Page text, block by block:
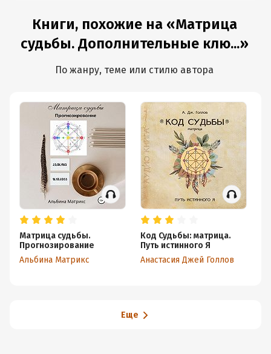
Книги, похожие на «Матрица
судьбы. Дополнительные клю...»
По жанру, теме или стилю автора
Матрица судьбы.
Прогнозирование
Альбина Матрикс
Код Судьбы: матрица.
Путь истинного Я
Анастасия Джей Голлов
Еще